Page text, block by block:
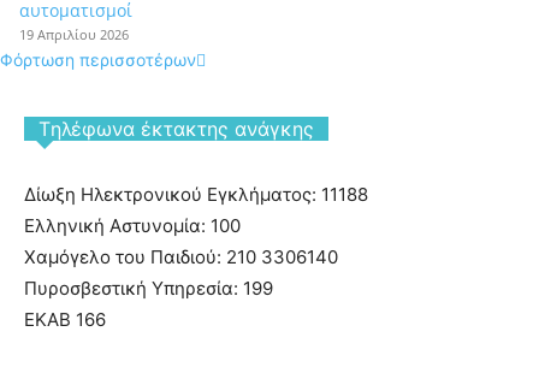
αυτοματισμοί
19 Απριλίου 2026
Φόρτωση περισσοτέρων
Tηλέφωνα έκτακτης ανάγκης
Δίωξη Ηλεκτρονικού Εγκλήματος: 11188
Ελληνική Αστυνομία: 100
Χαμόγελο του Παιδιού: 210 3306140
Πυροσβεστική Υπηρεσία: 199
ΕΚΑΒ 166